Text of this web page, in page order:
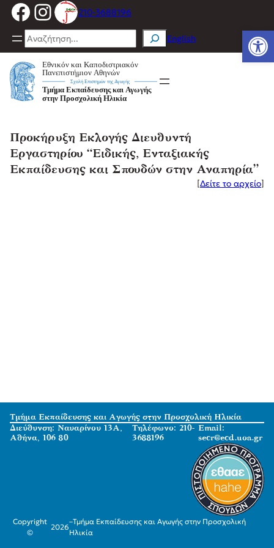
Μετάβαση
στο
περιεχόμενο
Facebook
Instagram
210-3688196
Search English
Προκήρυξη Εκλογής Διευθυντή
Εργαστηρίου “Ειδικής, Ενταξιακής
Εκπαίδευσης και Σπουδών στην Αναπηρία”
[Δείτε το αρχείο]
Τμήμα Εκπαίδευσης και Αγωγής στην Προσχολική Ηλικία
Διεύθυνση: Ναυαρίνου 13Α,
Αθήνα, 106 80
Τηλέφωνο: 210-
3688196
Email:
secr@ecd.uoa.gr
Copyright
©
2026
–Τμήμα Εκπαίδευσης και Αγωγής στην Προσχολική
Ηλικία